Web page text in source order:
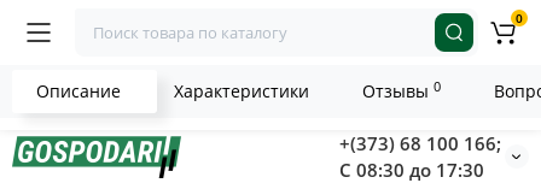
+(373) 68 100 166;
С 08:30 до 17:30
0
Описание Характеристики Отзывы 0